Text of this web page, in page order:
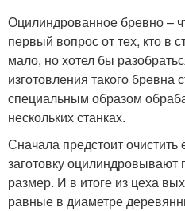
Оцилиндрованное бревно –
первый вопрос от тех, кто в
мало, но хотел бы
изготовления такого бревна
специальным образом
нескольких станках.
Сначала предстоит
заготовку
размер. И в итоге из цеха
равные в диаметре